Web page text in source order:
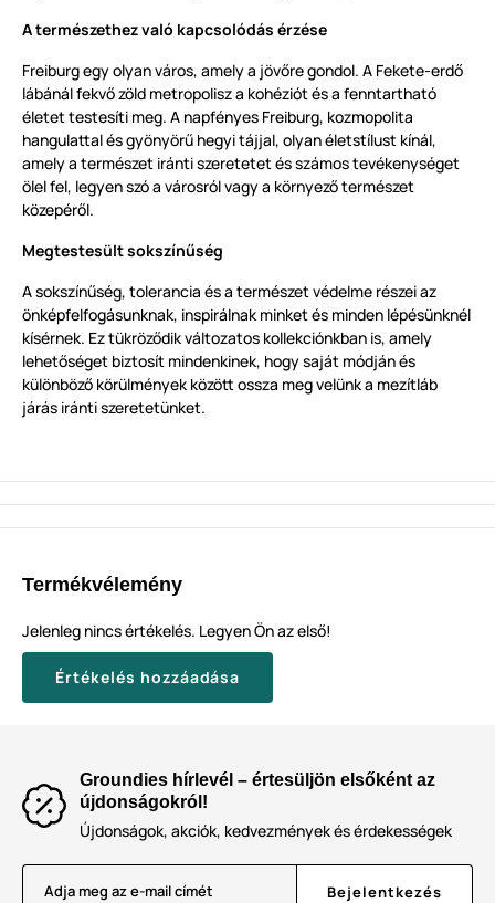
A természethez való kapcsolódás érzése
Freiburg egy olyan város, amely a jövőre gondol. A Fekete-erdő
lábánál fekvő zöld metropolisz a kohéziót és a fenntartható
életet testesíti meg. A napfényes Freiburg, kozmopolita
hangulattal és gyönyörű hegyi tájjal, olyan életstílust kínál,
amely a természet iránti szeretetet és számos tevékenységet
ölel fel, legyen szó a városról vagy a környező természet
közepéről.
Megtestesült sokszínűség
A sokszínűség, tolerancia és a természet védelme részei az
önképfelfogásunknak, inspirálnak minket és minden lépésünknél
kísérnek. Ez tükröződik változatos kollekciónkban is, amely
lehetőséget biztosít mindenkinek, hogy saját módján és
különböző körülmények között ossza meg velünk a mezítláb
járás iránti szeretetünket.
Termékvélemény
Jelenleg nincs értékelés. Legyen Ön az első!
Értékelés hozzáadása
Groundies hírlevél – értesüljön elsőként az
újdonságokról!
Újdonságok, akciók, kedvezmények és érdekességek
Adja meg az e-mail címét Bejelentkezés